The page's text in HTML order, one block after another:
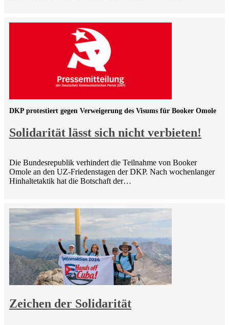
Solidarität lässt sich nicht verbieten!
DKP protestiert gegen Verweigerung des Visums für Booker Omole
Die Bundesrepublik verhindert die Teilnahme von Booker
Omole an den UZ-Friedenstagen der DKP. Nach wochenlanger
Hinhaltetaktik hat die Botschaft der…
Zeichen der Solidarität